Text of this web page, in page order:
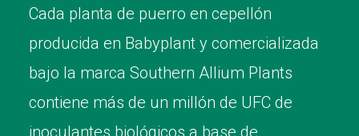
Cada planta de puerro en cepellón
producida en Babyplant y comercializada
bajo la marca Southern Allium Plants
contiene más de un millón de UFC de
inoculantes biológicos a base de